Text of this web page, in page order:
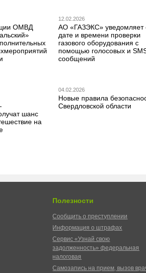
ОМВД
12.02.2026
АО «ГАЗЭКС» уведомляет
дате и времени проверки
газового оборудования с
помощью голосовых и
сообщений
шанс
на
04.02.2026
Новые правила
Свердловской области
Полезности
Сообщить о преступлении
Информация о штрафах
Сервис «Узнай свою
задолженность» федеральная
налоговая
Самозапись на прием, вызов